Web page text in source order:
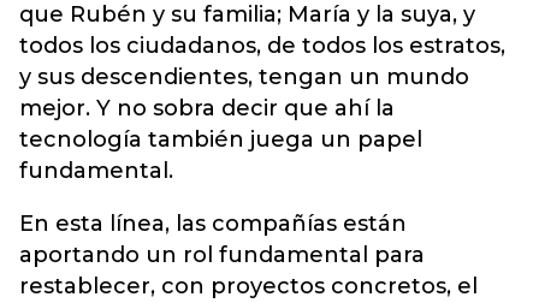
que Rubén y su familia; María y la suya, y
todos los ciudadanos, de todos los estratos,
y sus descendientes, tengan un mundo
mejor. Y no sobra decir que ahí la
tecnología también juega un papel
fundamental.
En esta línea, las compañías están
aportando un rol fundamental para
restablecer, con proyectos concretos, el